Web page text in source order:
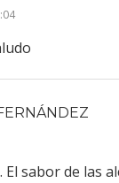
sabor de las